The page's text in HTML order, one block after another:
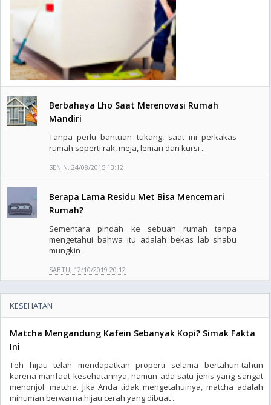
Berbahaya Lho Saat Merenovasi Rumah
Mandiri
Tanpa perlu bantuan tukang, saat ini perkakas
rumah seperti rak, meja, lemari dan kursi ..
SENIN, 24/08/2015 13:12
Berapa Lama Residu Met Bisa Mencemari
Rumah?
Sementara pindah ke sebuah rumah tanpa
mengetahui bahwa itu adalah bekas lab shabu
mungkin ..
SABTU, 12/10/2019 20:12
KESEHATAN
Matcha Mengandung Kafein Sebanyak Kopi? Simak Fakta
Ini
Teh hijau telah mendapatkan properti selama bertahun-tahun
karena manfaat kesehatannya, namun ada satu jenis yang sangat
menonjol: matcha. Jika Anda tidak mengetahuinya, matcha adalah
minuman berwarna hijau cerah yang dibuat ..